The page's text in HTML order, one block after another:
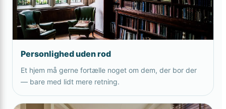
Personlighed uden rod
Et hjem må gerne fortælle noget om dem, der bor der
— bare med lidt mere retning.